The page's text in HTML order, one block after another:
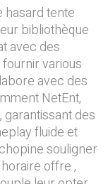
hasard tente
bibliothèque
avec des
various
avec des
NetEnt,
des
fluide et
souligner
offre ,